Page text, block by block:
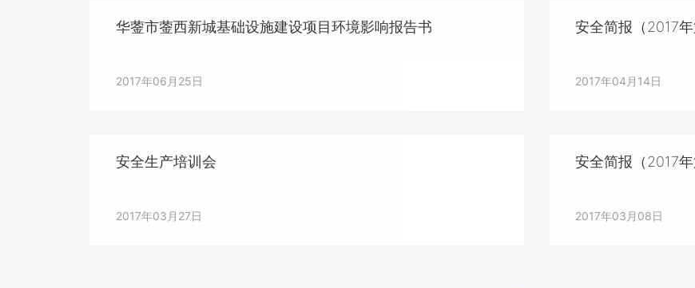
华蓥市蓥西新城基础设施建设项目环境影响报告书
2017年06月25日
安全简报（2017年
2017年04月14日
安全生产培训会
2017年03月27日
安全简报（2017年
2017年03月08日